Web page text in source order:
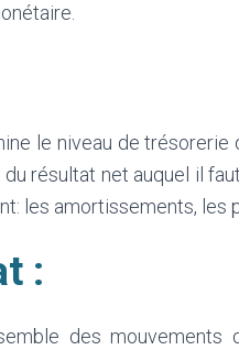
le niveau de trésorerie
résultat net auquel il
les amortissements, les
:
des mouvements